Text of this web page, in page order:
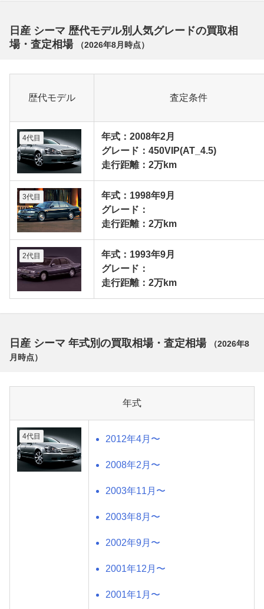
日産 シーマ 歴代モデル別人気グレードの買取相
場・査定相場
（2026年8月 時点）
歴代モデル 査定条件
4代目
年式：2008年2月
グレード：450VIP(AT_4.5)
走行距離：2万km
3代目
年式：1998年9月
グレード：
走行距離：2万km
2代目
年式：1993年9月
グレード：
走行距離：2万km
日産 シーマ 年式別の買取相場・査定相場 （2026年8
月 時点）
年式
4代目 2012年4月〜
2008年2月〜
2003年11月〜
2003年8月〜
2002年9月〜
2001年12月〜
2001年1月〜